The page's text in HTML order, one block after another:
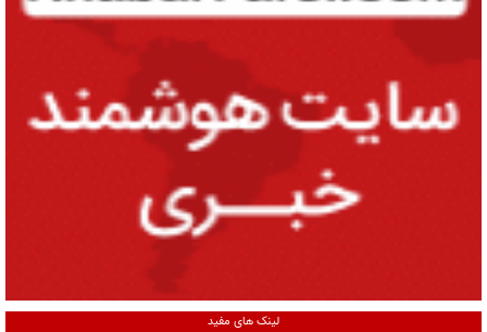
لینک های مفید